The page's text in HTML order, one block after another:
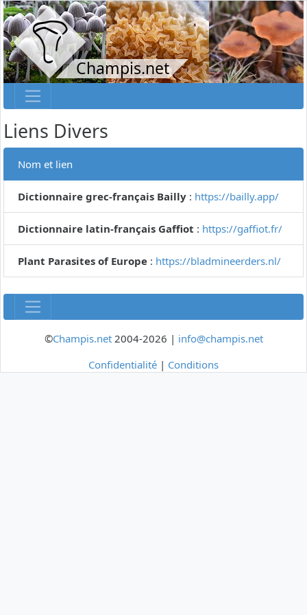
Champis.net
Liens Divers
Nom et lien
Dictionnaire grec-français Bailly : https://bailly.app/
Dictionnaire latin-français Gaffiot : https://gaffiot.fr/
Plant Parasites of Europe : https://bladmineerders.nl/
©Champis.net2004-2026 | info@champis.net
Confidentialité | Conditions